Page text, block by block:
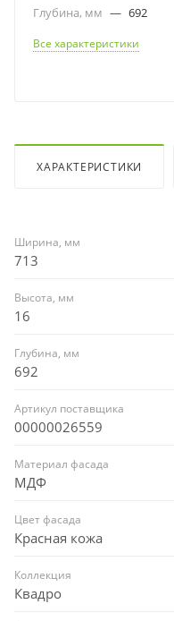
Глубина, мм — 692
Все характеристики
ХАРАКТЕРИСТИКИ
Ширина, мм
713
Высота, мм
16
Глубина, мм
692
Артикул поставщика
00000026559
Материал фасада
МДФ
Цвет фасада
Красная кожа
Коллекция
Квадро